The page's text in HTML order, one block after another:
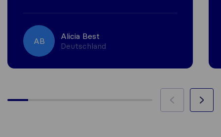
AB
Alicia Best
Deutschland